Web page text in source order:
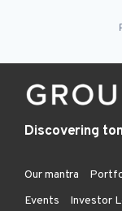
Discovering
Our mantra
Events
Investor